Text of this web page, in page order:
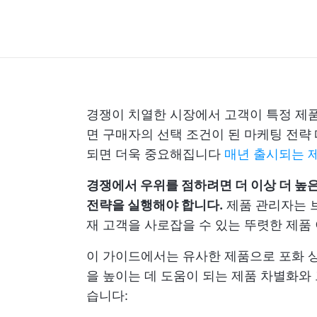
경쟁이 치열한 시장에서 고객이 특정 제
면 구매자의 선택 조건이 된 마케팅 전
되면 더욱 중요해집니다 매년 출시되는
경쟁에서 우위를 점하려면 더 이상 더 높
전략을 실행해야 합니다. 제품 관리자는
재 고객을 사로잡을 수 있는 뚜렷한 제
이 가이드에서는 유사한 제품으로 포화
을 높이는 데 도움이 되는 제품 차별화
습니다: